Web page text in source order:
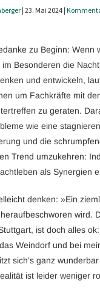
| 23. Mai 2024 |
zu Beginn: Wenn
Besonderen die
und entwickeln,
um Fachkräfte mit
zu geraten.
wie eine
und die
Trend umzukehren:
als Synergien
denken: »Ein
wird.
ist doch alles
Weindorf und bei
sich’s ganz
ist leider weniger